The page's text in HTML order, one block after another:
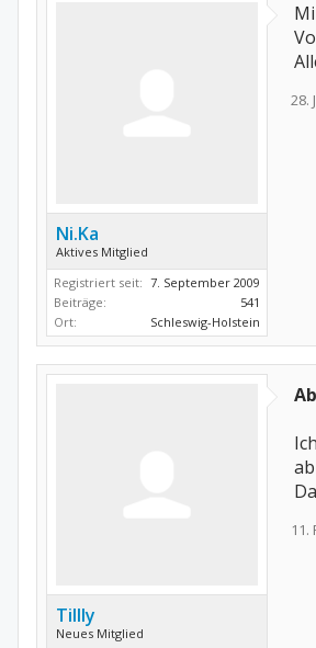
Ni.Ka
Aktives Mitglied
Registriert seit: 7. September 2009
Beiträge:
541
Ort:
Schleswig-Holstein
28.
Tillly
Neues Mitglied
11.